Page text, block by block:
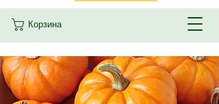
Корзина